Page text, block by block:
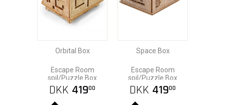
Orbital Box
Escape Room
spil/Puzzle Box
DKK 41900
Space Box
Escape Room
spil/Puzzle Box
DKK 41900